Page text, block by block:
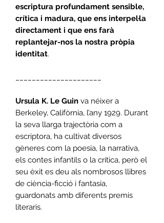
escriptura profundament sensible,
crítica i madura, que ens interpel·la
directament i que ens farà
replantejar-nos la nostra pròpia
identitat.
Ursula K. Le Guin va néixer a
Berkeley, Califòrnia, l’any 1929. Durant
la seva llarga trajectòria com a
escriptora, ha cultivat diversos
gèneres com la poesia, la narrativa,
els contes infantils o la crítica, però el
seu èxit es deu als nombrosos llibres
de ciència-ficció i fantasia,
guardonats amb diferents premis
literaris.